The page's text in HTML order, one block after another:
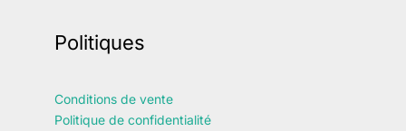
Politiques
Conditions de vente
Politique de confidentialité